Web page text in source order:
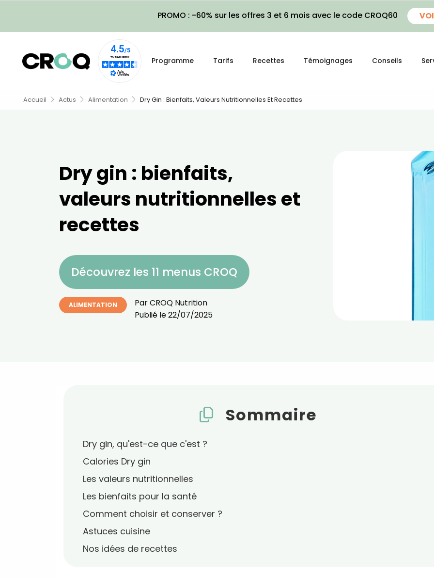
PROMO : -60% sur les offres 3 et 6 mois avec le code CROQ60
Programme Tarifs Recettes Témoignages Conseils
Accueil Actus Alimentation Dry Gin : Bienfaits, Valeurs Nutritionnelles Et Recettes
Dry gin : bienfaits,
valeurs nutritionnelles et
recettes
Découvrez les 11 menus CROQ
ALIMENTATION ParCROQ Nutrition
Publié le22/07/2025
Sommaire
Dry gin, qu'est-ce que c'est ?
Calories Dry gin
Les valeurs nutritionnelles
Les bienfaits pour la santé
Comment choisir et conserver ?
Astuces cuisine
Nos idées de recettes